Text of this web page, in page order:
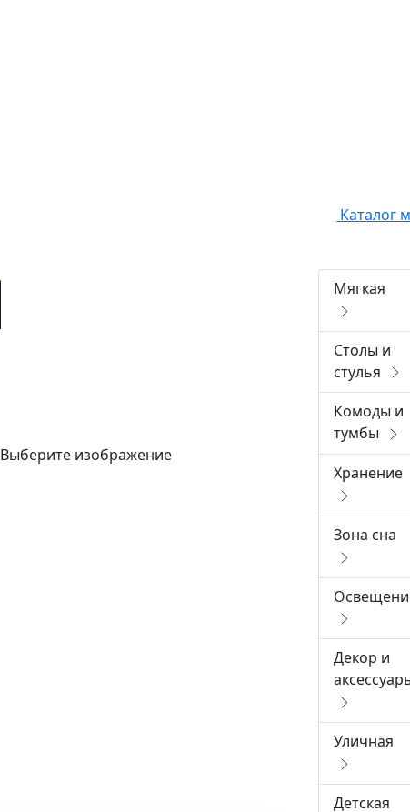
Каталог
Мягкая
Столы и
стулья
Комоды и
тумбы
Хранение
Зона сна
Декор и
Уличная
Детская
Выберите изображение